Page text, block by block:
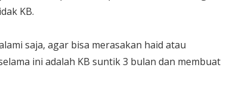
KB.
saja, agar bisa merasakan haid atau
ini adalah KB suntik 3 bulan dan membuat